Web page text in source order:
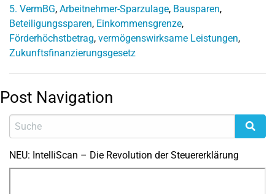
5. VermBG, Arbeitnehmer-Sparzulage, Bausparen,
Beteiligungssparen, Einkommensgrenze,
Förderhöchstbetrag, vermögenswirksame Leistungen,
Zukunftsfinanzierungsgesetz
Post Navigation
NEU: IntelliScan – Die Revolution der Steuererklärung